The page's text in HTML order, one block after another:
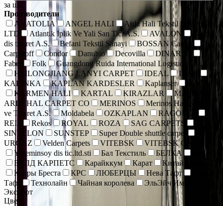
за шт.
Производители
ANATOLIA
ANGEL HALI
Arda Hali Tekstil San. Ve Tic.
LTD
Atlantik Iplik Ve Yali San Tic. A.S. AVALON
Bade
dis ticaret A.S.
Befani Tekstil Sanayi
BOSSAN Carpet
Carpetoff
Condor Danubio Decovilla
DINARSU
Faber
Folk
Guangdong Ruida International Logistics Co., Ltd.
HEILONGJIANG LANYI CARPET
IDEAL
IRAN
KALINKA
KAPLAN KARDESLER Kaplanser
KARAT
KARMEN HALI
KARTAL KIRAZLAR
MASHAD
ARDEHAL CARPET CO
MERINOS
Merinos Hall Sanayi
ve Ticaret A.S.
Moldabela OZKAPLAN
RAGOLLE
REIS
Rekos ROYAL ROZA
SAG CARPETS
SINTELON
SUNSTEP
Super Double shuttle carpet
URGAZ
Velden Carpets VITEBSK
VITEBSK CARPETS
Yaseminsoy dis tic.ltd.sti
Бал Текстиль БЕЛКА
БРЕСТ
ВЕЛД КАРПЕТС
Карайккум Карат
Китай коврики
Ковры Бреста
КРС ЛЮБЕРЦЫ Нева Тафт
Тафт
Технолайн Чайная королева
ЭльЭйч Импорт энд
Экспорт
Цвет